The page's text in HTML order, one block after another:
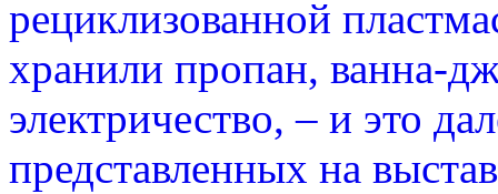
рециклизованной
хранили пропан, ванна-
электричество, – и это
представленных на